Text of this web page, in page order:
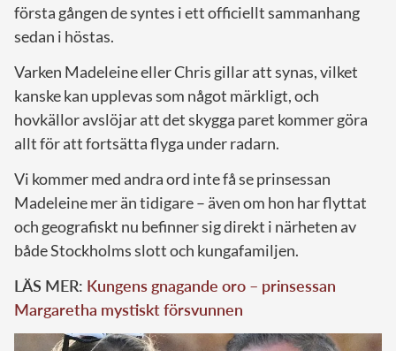
första gången de syntes i ett officiellt sammanhang
sedan i höstas.
Varken Madeleine eller Chris gillar att synas, vilket
kanske kan upplevas som något märkligt, och
hovkällor avslöjar att det skygga paret kommer göra
allt för att fortsätta flyga under radarn.
Vi kommer med andra ord inte få se prinsessan
Madeleine mer än tidigare – även om hon har flyttat
och geografiskt nu befinner sig direkt i närheten av
både Stockholms slott och kungafamiljen.
LÄS MER: Kungens gnagande oro – prinsessan
Margaretha mystiskt försvunnen